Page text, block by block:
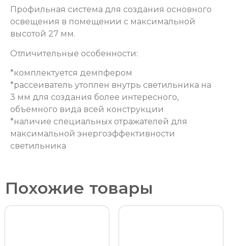
Профильная система для создания основного
освещения в помещении с максимальной
высотой 27 мм.
Отличительные особенности:
*комплектуется демпфером
*рассеиватель утоплен внутрь светильника на
3 мм для создания более интересного,
объемного вида всей конструкции
*наличие специальных отражателей для
максимальной энергоэффективности
светильника
Похожие товары